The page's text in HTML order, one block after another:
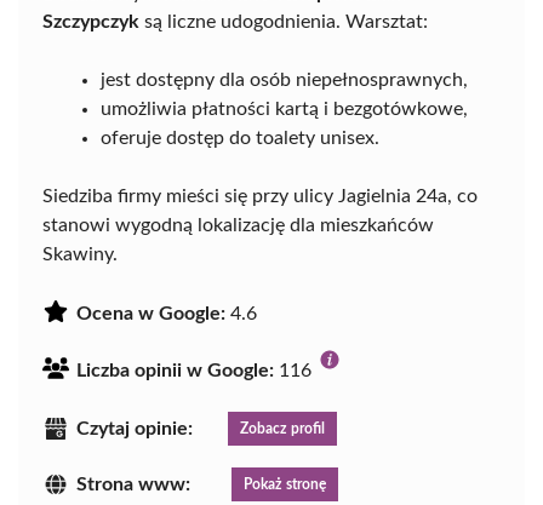
Szczypczyk są liczne udogodnienia. Warsztat:
jest dostępny dla osób niepełnosprawnych,
umożliwia płatności kartą i bezgotówkowe,
oferuje dostęp do toalety unisex.
Siedziba firmy mieści się przy ulicy Jagielnia 24a, co
stanowi wygodną lokalizację dla mieszkańców
Skawiny.
Ocena w Google: 4.6
Liczba opinii w Google: 116
Czytaj opinie: Zobacz profil
Strona www: Pokaż stronę